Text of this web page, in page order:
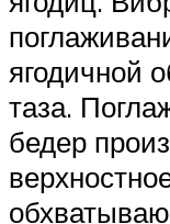
ягодичной
таза.
бедер